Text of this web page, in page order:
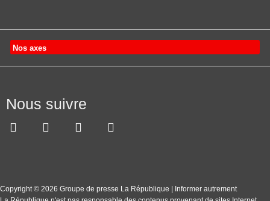
Nos axes
Nous suivre
Copyright © 2026 Groupe de presse La République | Informer autrement